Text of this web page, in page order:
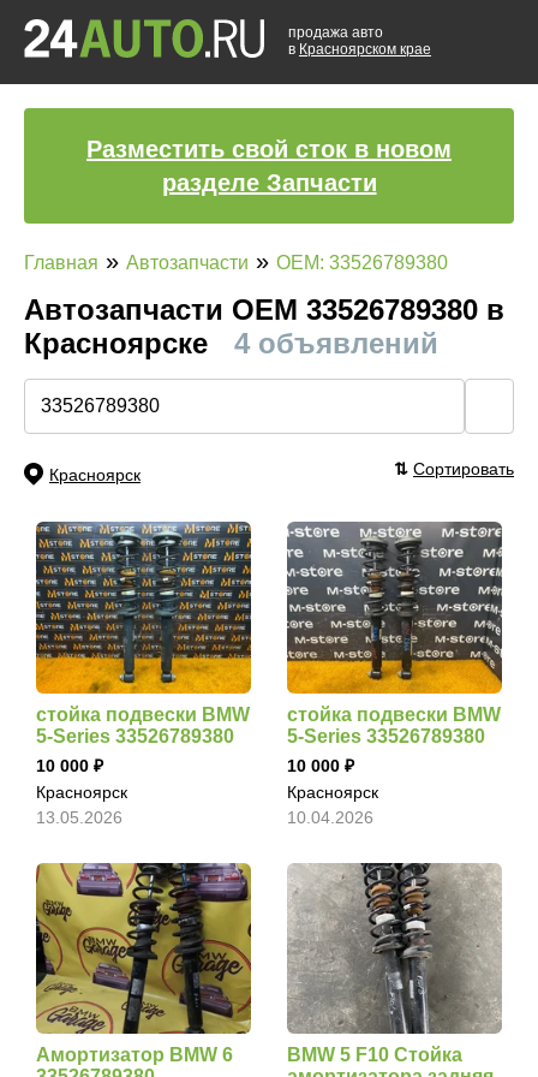
продажа авто
в Красноярском крае
Разместить свой сток в новом
разделе Запчасти
Главная » Автозапчасти » OEM: 33526789380
Автозапчасти ОЕМ 33526789380 в
Красноярске
4 объявлений
Красноярск ⇅ Сортировать
стойка подвески BMW
5-Series 33526789380
10 000
Красноярск
13.05.2026
стойка подвески BMW
5-Series 33526789380
10 000
Красноярск
10.04.2026
Амортизатор BMW 6
BMW 5 F10 Стойка